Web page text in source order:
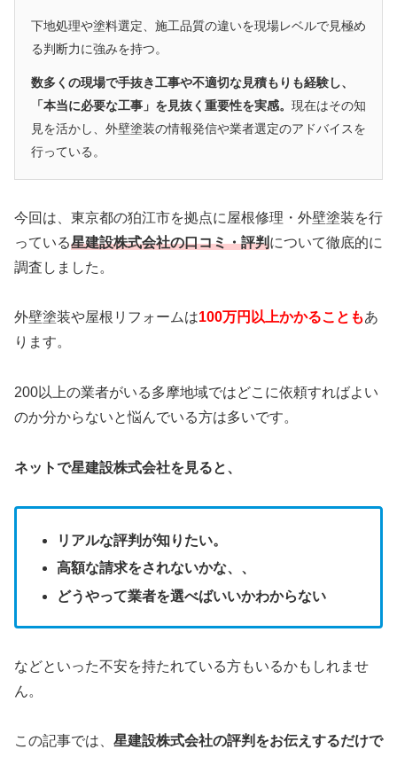
下地処理や塗料選定、施工品質の違いを現場レベルで見極め
る判断力に強みを持つ。
数多くの現場で手抜き工事や不適切な見積もりも経験し、
「本当に必要な工事」を見抜く重要性を実感。 現在はその知
見を活かし、外壁塗装の情報発信や業者選定のアドバイスを
行っている。
今回は、東京都の狛江市を拠点に 屋根修理・外壁塗装を行
っている星建設株式会社の口コミ・評判について徹底的に
調査しました。
外壁塗装や屋根リフォームは100万円以上かかることもあ
ります。
200以上の業者がいる多摩地域ではどこに依頼すればよい
のか分からないと悩んでいる方は多いです。
ネットで星建設株式会社を見ると、
リアルな評判が知りたい。
高額な請求をされないかな、、
どうやって業者を選べばいいかわからない
などといった不安を持たれている方もいるかもしれませ
ん。
この記事では、 星建設株式会社の評判をお伝えするだけで